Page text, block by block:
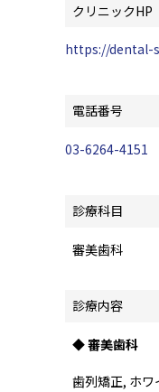
クリニックHP
https://dental-
電話番号
03-6264-4151
診療科目
審美歯科
診療内容
◆ 審美歯科
歯列矯正, ホ